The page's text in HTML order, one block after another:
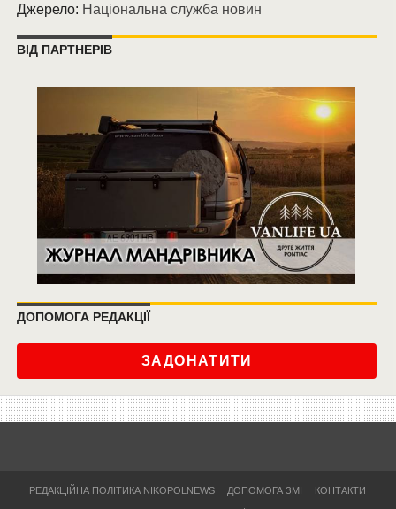
Джерело: Національна служба новин
ВІД ПАРТНЕРІВ
ДОПОМОГА РЕДАКЦІЇ
ЗАДОНАТИТИ
РЕДАКЦІЙНА ПОЛІТИКА NIKOPOLNEWS ДОПОМОГА ЗМІ КОНТАКТИ